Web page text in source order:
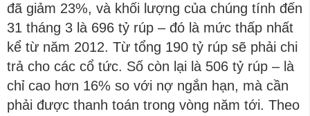
đã giảm 23%, và khối lượng của chúng tính đến
31 tháng 3 là 696 tỷ rúp – đó là mức thấp nhất
kể từ năm 2012. Từ tổng 190 tỷ rúp sẽ phải chi
trả cho các cổ tức. Số còn lại là 506 tỷ rúp – là
chỉ cao hơn 16% so với nợ ngắn hạn, mà cần
phải được thanh toán trong vòng năm tới. Theo